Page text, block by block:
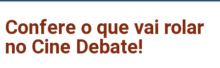
Confere o que vai rolar
no Cine Debate!